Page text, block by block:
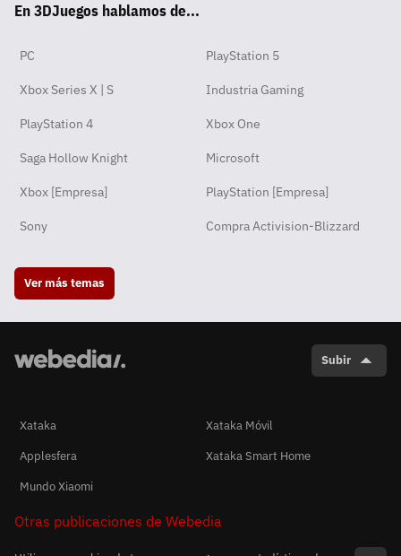
pp
ok
En 3DJuegos hablamos de...
PC PlayStation 5
Xbox Series X | S Industria Gaming
PlayStation 4 Xbox One
Saga Hollow Knight Microsoft
Xbox [Empresa] PlayStation [Empresa]
Sony Compra Activision-Blizzard
Ver más temas
Subir
Xataka
Xataka Móvil
Applesfera
Xataka Smart Home
Mundo Xiaomi
Otras publicaciones de Webedia